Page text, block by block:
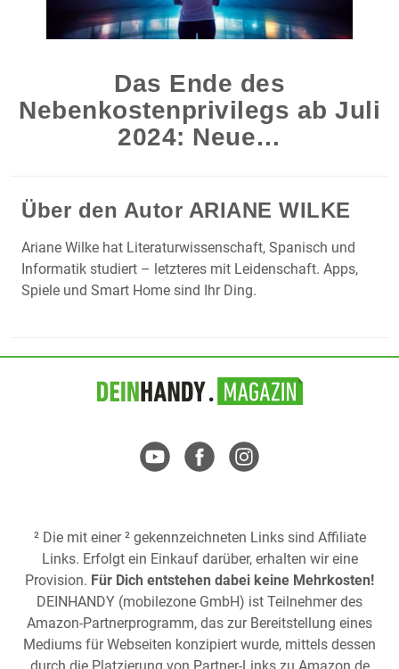
Das Ende des
Nebenkostenprivilegs ab Juli
2024: Neue…
Über den Autor ARIANE WILKE
Ariane Wilke hat Literaturwissenschaft, Spanisch und
Informatik studiert – letzteres mit Leidenschaft. Apps,
Spiele und Smart Home sind Ihr Ding.
² Die mit einer ² gekennzeichneten Links sind Affiliate
Links. Erfolgt ein Einkauf darüber, erhalten wir eine
Provision. Für Dich entstehen dabei keine Mehrkosten!
DEINHANDY (mobilezone GmbH) ist Teilnehmer des
Amazon-Partnerprogramm, das zur Bereitstellung eines
Mediums für Webseiten konzipiert wurde, mittels dessen